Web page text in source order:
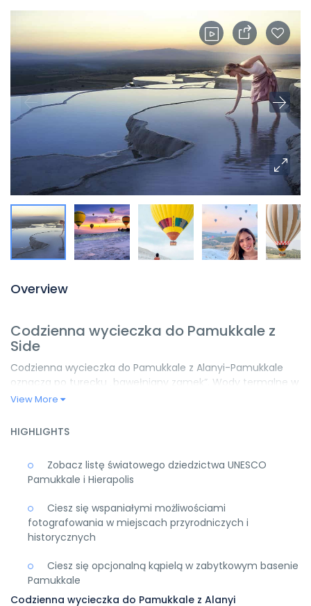
Overview
Codzienna wycieczka do Pamukkale z
Side
Codzienna wycieczka do Pamukkale z Alanyi-Pamukkale
oznacza po turecku „bawełniany zamek”. Wody termalne w
regionie od 35 do 100 stopni w 17 różnych temperaturach,
termalnym centrum zdrowia, które oferuje ludziom
reumatyzmu, skóry, serca i naczyń. Ponadto te wody
termalne w Pamukkale o 17 różnych temperaturach
Trawertyny są dostępne w różnych kolorach. Kolor jest
związany z właściwościami fizyko-chemicznymi wody. Kolor
wodzie, kolor żółty to siarka (gorące trawertyny termiczne),
a kolor biały lub szary to jon wapnia.
Białe trawertyny to najciekawsze atrakcje turystyczne w
View More
HIGHLIGHTS
Zobacz listę światowego dziedzictwa UNESCO
Pamukkale i Hierapolis
Ciesz się wspaniałymi możliwościami
fotografowania w miejscach przyrodniczych i
historycznych
Ciesz się opcjonalną kąpielą w zabytkowym basenie
Pamukkale
Codzienna wycieczka do Pamukkale z Alanyi